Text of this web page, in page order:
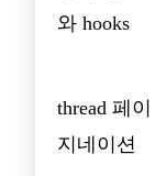
와 hooks
thread 페이
지네이션